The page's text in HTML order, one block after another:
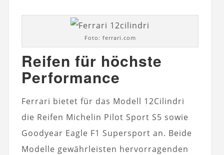
Foto: ferrari.com
Reifen für höchste
Performance
Ferrari bietet für das Modell 12Cilindri
die Reifen Michelin Pilot Sport S5 sowie
Goodyear Eagle F1 Supersport an. Beide
Modelle gewährleisten hervorragenden